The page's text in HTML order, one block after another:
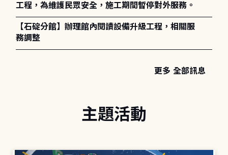
工程，為維護民眾安全，施工期間暫停對外服務。
【石碇分館】辦理館內閱讀設備升級工程，相關服
務調整
更多 全部訊息
主題活動